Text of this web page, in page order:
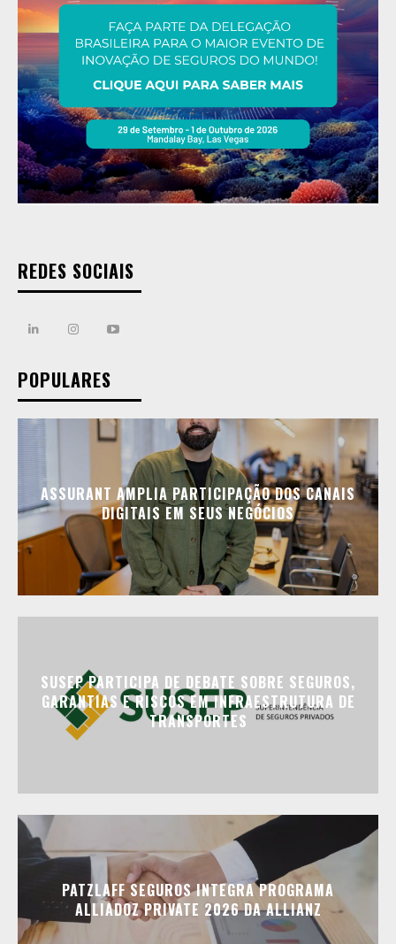
REDES SOCIAIS
POPULARES
ASSURANT AMPLIA PARTICIPAÇÃO DOS CANAIS
DIGITAIS EM SEUS NEGÓCIOS
SUSEP PARTICIPA DE DEBATE SOBRE SEGUROS,
GARANTIAS E RISCOS EM INFRAESTRUTURA DE
TRANSPORTES
PATZLAFF SEGUROS INTEGRA PROGRAMA
ALLIADOZ PRIVATE 2026 DA ALLIANZ